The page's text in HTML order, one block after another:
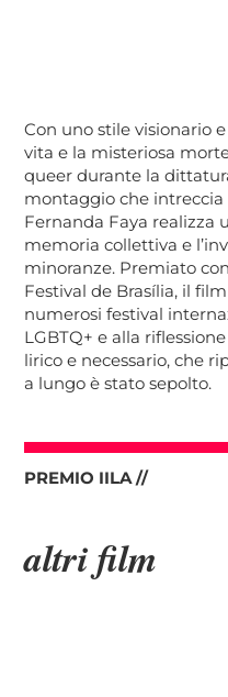
Con uno stile visionario
vita e la misteriosa
queer durante la
montaggio che
Fernanda Faya realizza
memoria collettiva e
minoranze. Premiato
Festival de Brasília, il
numerosi festival
LGBTQ+ e alla
lirico e necessario, che
a lungo è stato sepolto.
PREMIO IILA //
altri film